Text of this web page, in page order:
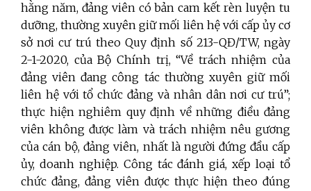
hằng năm, đảng viên có bản cam kết rèn luyện tu
dưỡng, thường xuyên giữ mối liên hệ với cấp ủy cơ
sở nơi cư trú theo Quy định số 213-QĐ/TW, ngày
2-1-2020, của Bộ Chính trị, “Về trách nhiệm của
đảng viên đang công tác thường xuyên giữ mối
liên hệ với tổ chức đảng và nhân dân nơi cư trú”;
thực hiện nghiêm quy định về những điều đảng
viên không được làm và trách nhiệm nêu gương
của cán bộ, đảng viên, nhất là người đứng đầu cấp
ủy, doanh nghiệp. Công tác đánh giá, xếp loại tổ
chức đảng, đảng viên được thực hiện theo đúng